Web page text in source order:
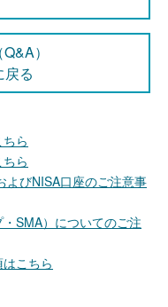
）
戻る
ら
ら
よびNISA口座のご注意事
SMA）についてのご注
こちら